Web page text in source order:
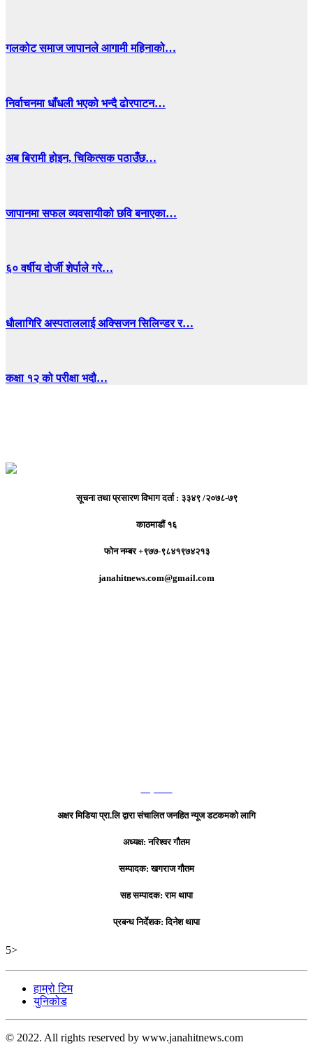
गलकोट समाज जापानले आगामी महिनाको…
निर्वाचनमा धाँधली भएको भन्दै ढोरपाटन…
अब बिरामी होइन, चिकित्सक पठाउँछ…
जापानमा सफल व्यवसायीको छवि बनाएका…
६० वर्षीय दोर्जी शेर्पाले गरे…
धाैलागिरि अस्पताललाई अक्सिजन सिलिन्डर र…
कक्षा १२ को परीक्षा भदौ…
सूचना तथा प्रसारण विभाग दर्ता : ३३४९ /२०७८-७९
काठमाडौं १६
फोन नम्बर +९७७-९८४१९७४२१३
janahitnews.com@gmail.com
अक्षर मिडिया प्रा.लि द्वारा संचालित जनहित न्यूज डटकमको लागि
अध्यक्ष: नरिश्वर गौतम
सम्पादक: खगराज गौतम
सह सम्पादक: राम थापा
प्रबन्ध निर्देशक: दिनेश थापा
5>
हाम्रो टिम
युनिकोड
© 2022. All rights reserved by www.janahitnews.com